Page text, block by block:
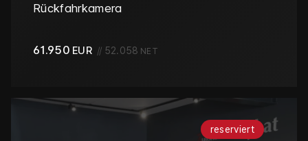
Rückfahrkamera
61.950 EUR // 52.058 NET
reserviert